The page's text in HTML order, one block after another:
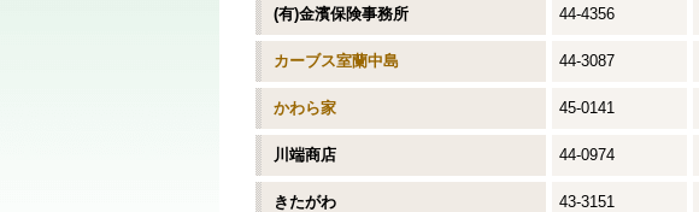
(有)金濱保険事務所 44-4356
カーブス室蘭中島 44-3087
かわら家 45-0141
川端商店 44-0974
きたがわ 43-3151